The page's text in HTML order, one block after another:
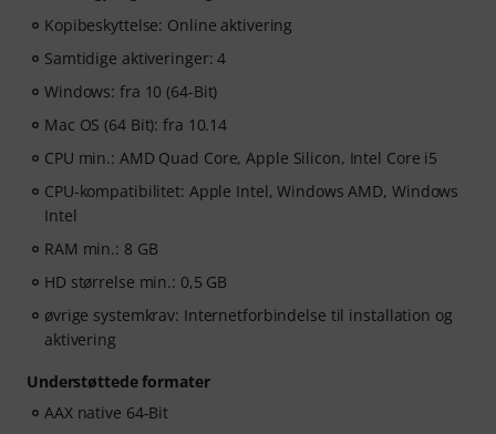
Kopibeskyttelse: Online aktivering
Samtidige aktiveringer: 4
Windows: fra 10 (64-Bit)
Mac OS (64 Bit): fra 10.14
CPU min.: AMD Quad Core, Apple Silicon, Intel Core i5
CPU-kompatibilitet: Apple Intel, Windows AMD, Windows
Intel
RAM min.: 8 GB
HD størrelse min.: 0,5 GB
øvrige systemkrav: Internetforbindelse til installation og
aktivering
Understøttede formater
AAX native 64-Bit